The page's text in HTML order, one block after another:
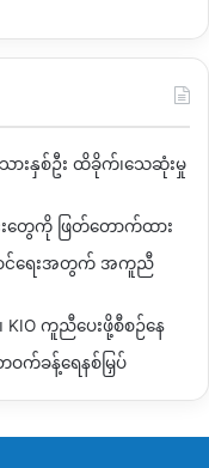
ားနှစ်ဦး ထိခိုက်၊သေဆုံးမှု
းတွေကို ဖြတ်တောက်ထား
ာင်ရေးအတွက် အကူညီ
KIO ကူညီပေးဖို့စီစဉ်နေ
ဝက်ခန့်ရေနစ်မြှပ်